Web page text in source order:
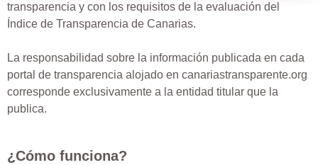
transparencia y con los requisitos de la evaluación del
Índice de Transparencia de Canarias.
La responsabilidad sobre la información publicada en cada
portal de transparencia alojado en canariastransparente.org
corresponde exclusivamente a la entidad titular que la
publica.
¿Cómo funciona?